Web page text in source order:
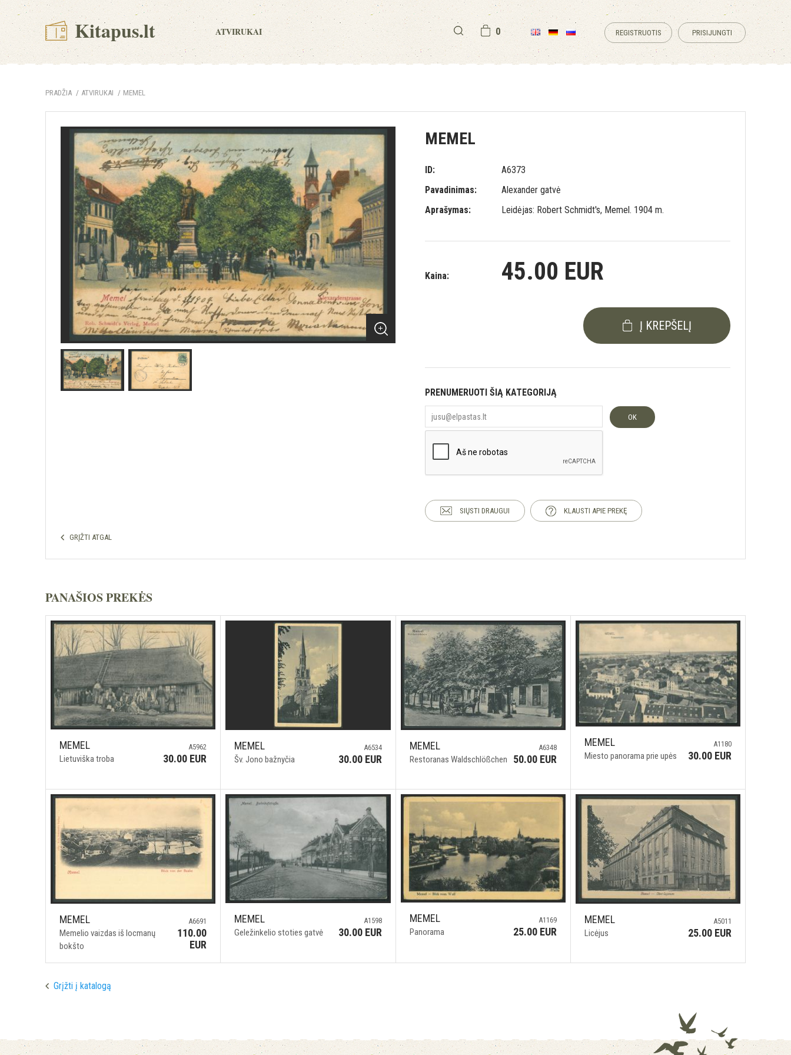
Kitapus.lt ATVIRUKAI 0 REGISTRUOTIS PRISIJUNGTI
PRADŽIA ATVIRUKAI MEMEL
MEMEL
ID:
A6373
Pavadinimas:
Alexander gatvė
Aprašymas:
Leidėjas: Robert Schmidt's, Memel. 1904 m.
Kaina: 45.00 EUR
Į KREPŠELĮ
PRENUMERUOTI ŠIĄ KATEGORIJĄ
OK
SIŲSTI DRAUGUI KLAUSTI APIE PREKĘ
GRĮŽTI ATGAL
PANAŠIOS PREKĖS
MEMEL
Lietuviška troba
A5962
30.00 EUR
MEMEL
Šv. Jono bažnyčia
A6534
30.00 EUR
MEMEL
Restoranas Waldschlößchen
A6348
50.00 EUR
MEMEL
Miesto panorama prie upės
A1180
30.00 EUR
MEMEL
Memelio vaizdas iš locmanų
bokšto
A6691
110.00
EUR
MEMEL
Geležinkelio stoties gatvė
A1598
30.00 EUR
MEMEL
Panorama
A1169
25.00 EUR
MEMEL
Licėjus
A5011
25.00 EUR
Grįžti į katalogą